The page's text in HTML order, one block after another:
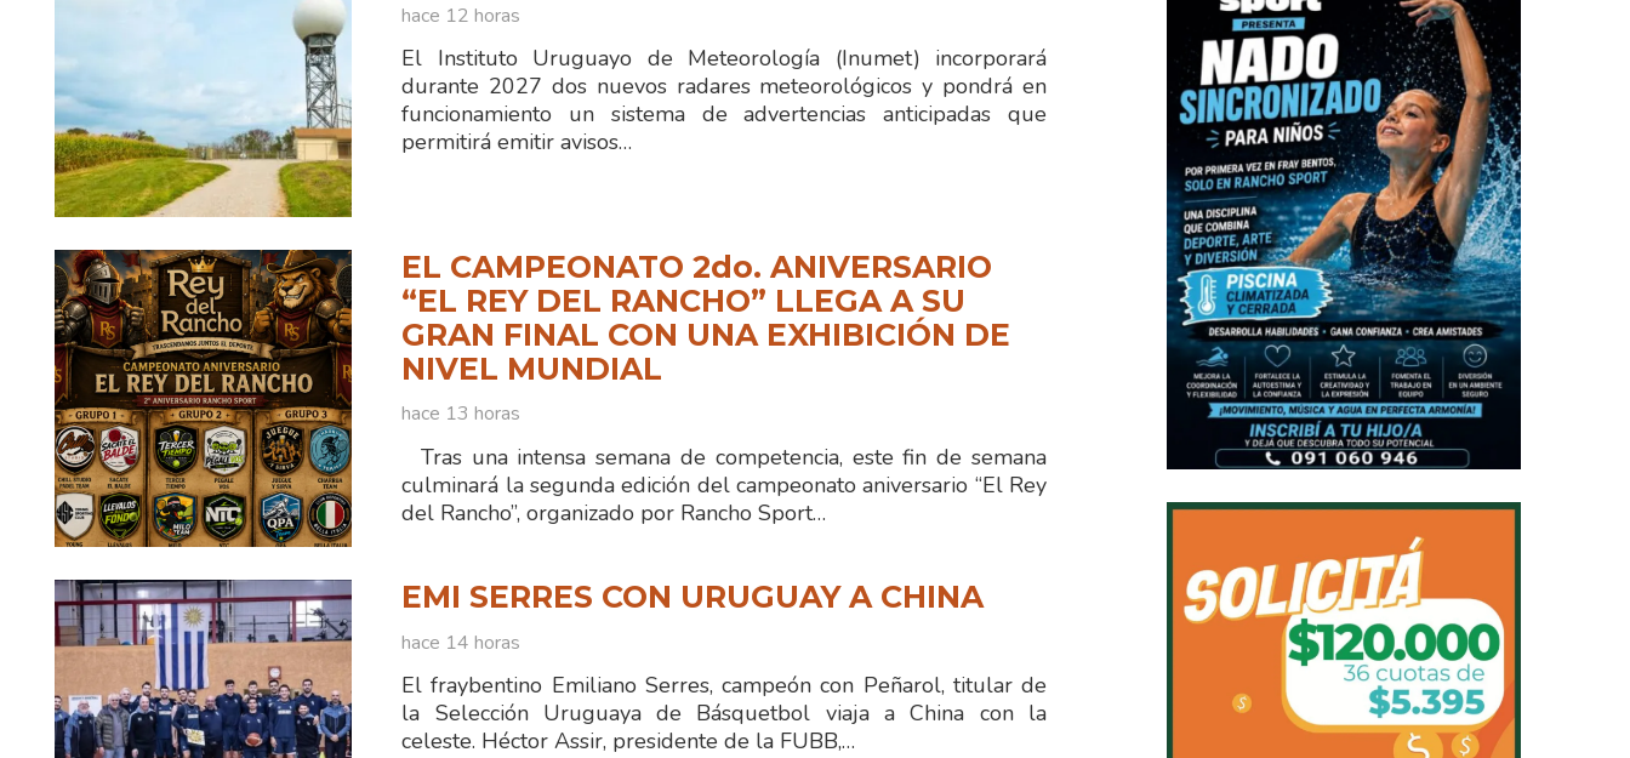
hace 12 horas
El Instituto Uruguayo de Meteorología (Inumet) incorporará
durante 2027 dos nuevos radares meteorológicos y pondrá en
funcionamiento un sistema de advertencias anticipadas que
permitirá emitir avisos…
EL CAMPEONATO 2do. ANIVERSARIO
“EL REY DEL RANCHO” LLEGA A SU
GRAN FINAL CON UNA EXHIBICIÓN DE
NIVEL MUNDIAL
hace 13 horas
Tras una intensa semana de competencia, este fin de semana
culminará la segunda edición del campeonato aniversario “El Rey
del Rancho”, organizado por Rancho Sport…
EMI SERRES CON URUGUAY A CHINA
hace 14 horas
El fraybentino Emiliano Serres, campeón con Peñarol, titular de
la Selección Uruguaya de Básquetbol viaja a China con la
celeste. Héctor Assir, presidente de la FUBB,…